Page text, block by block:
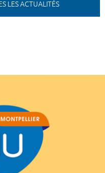
LES ACTUALITÉS